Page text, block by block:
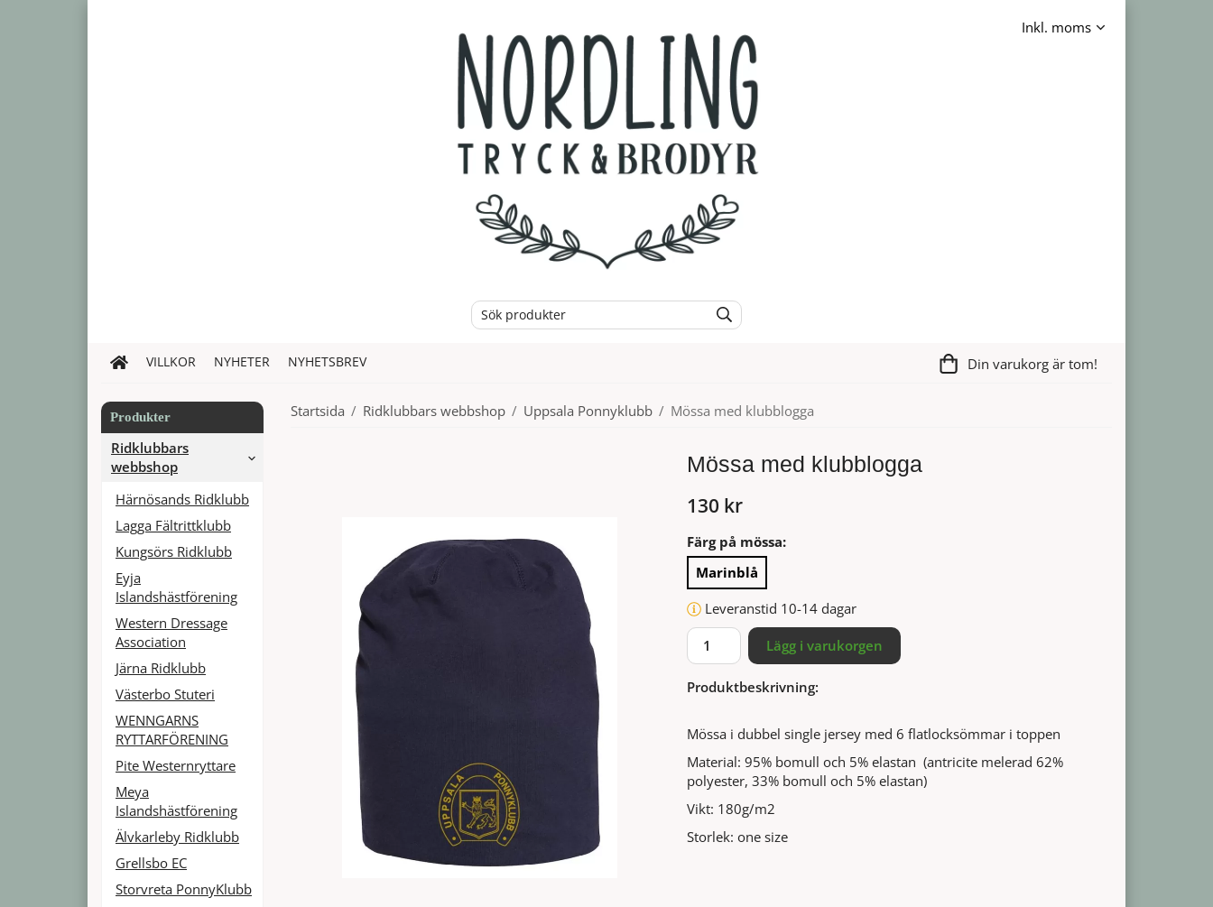
VILLKOR NYHETER NYHETSBREV Din varukorg är tom!
Produkter
Ridklubbars
webbshop
Härnösands Ridklubb
Lagga Fältrittklubb
Kungsörs Ridklubb
Eyja
Islandshästförening
Western Dressage
Association
Järna Ridklubb
Västerbo Stuteri
WENNGARNS
RYTTARFÖRENING
Pite Westernryttare
Meya
Islandshästförening
Älvkarleby Ridklubb
Grellsbo EC
Storvreta PonnyKlubb
Startsida / Ridklubbars webbshop / Uppsala Ponnyklubb / Mössa med klubblogga
Mössa med klubblogga
130 kr
Färg på mössa:
Marinblå
Leveranstid 10-14 dagar
Lägg i varukorgen
Produktbeskrivning:
Mössa i dubbel single jersey med 6 flatlocksömmar i toppen
Material: 95% bomull och 5% elastan (antricite melerad 62%
polyester, 33% bomull och 5% elastan)
Vikt: 180g/m2
Storlek: one size